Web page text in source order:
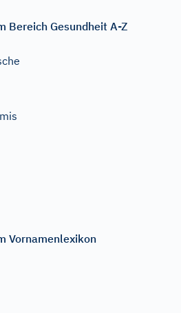
Bereich Gesundheit A-Z
Vornamenlexikon